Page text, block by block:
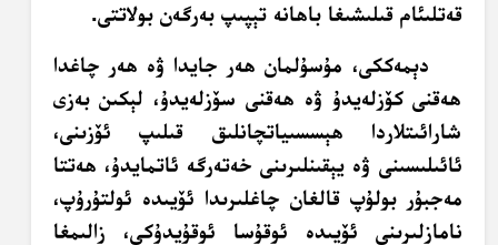
قەتلىئام قىلىشىغا باھانە تېپىپ بەرگەن بولاتتى.
دېمەككى، مۇسۇلمان ھەر جايدا ۋە ھەر چاغدا
ھەقنى كۆزلەيدۇ ۋە ھەقنى سۆزلەيدۇ، لېكىن بەزى
شارائىتلاردا ھېسسىياتچانلىق قىلىپ ئۆزىنى،
ئائىلىسىنى ۋە يېقىنلىرىنى خەتەرگە ئاتمايدۇ، ھەتتا
مەجبۇر بولۇپ قالغان چاغلىرىدا ئۆيىدە ئولتۇرۇپ،
نامازلىرىنى ئۆيىدە ئوقۇسا ئوقۇيدۇكى، زالىمغا